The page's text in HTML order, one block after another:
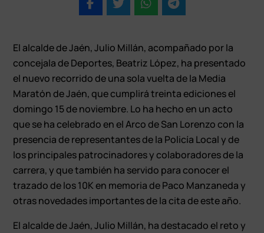
El alcalde de Jaén, Julio Millán, acompañado por la
concejala de Deportes, Beatriz López, ha presentado
el nuevo recorrido de una sola vuelta de la Media
Maratón de Jaén, que cumplirá treinta ediciones el
domingo 15 de noviembre. Lo ha hecho en un acto
que se ha celebrado en el Arco de San Lorenzo con la
presencia de representantes de la Policía Local y de
los principales patrocinadores y colaboradores de la
carrera, y que también ha servido para conocer el
trazado de los 10K en memoria de Paco Manzaneda y
otras novedades importantes de la cita de este año.
El alcalde de Jaén, Julio Millán, ha destacado el reto y